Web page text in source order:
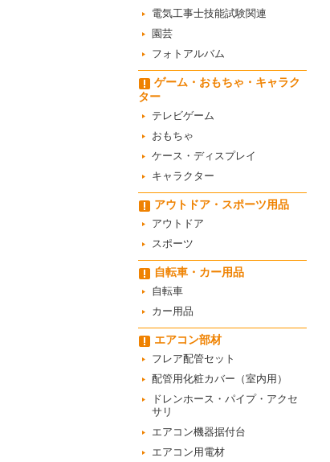
電気工事士技能試験関連
園芸
フォトアルバム
ゲーム・おもちゃ・キャラク
ター
テレビゲーム
おもちゃ
ケース・ディスプレイ
キャラクター
アウトドア・スポーツ用品
アウトドア
スポーツ
自転車・カー用品
自転車
カー用品
エアコン部材
フレア配管セット
配管用化粧カバー（室内用）
ドレンホース・パイプ・アクセ
サリ
エアコン機器据付台
エアコン用電材